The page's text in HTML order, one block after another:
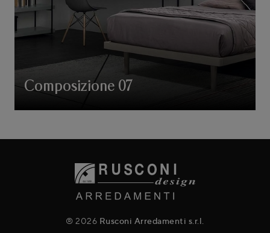
Composizione 07
® 2026 Rusconi Arredamenti s.r.l.